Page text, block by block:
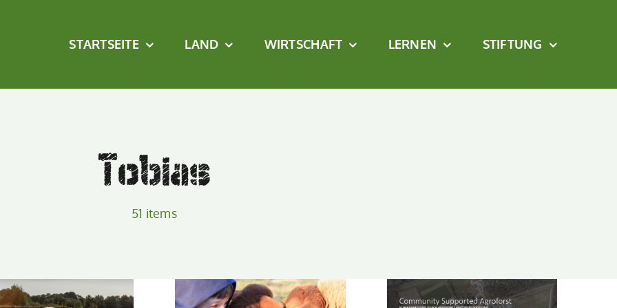
STARTSEITE LAND WIRTSCHAFT LERNEN STIFTUNG
Tobias
51 items